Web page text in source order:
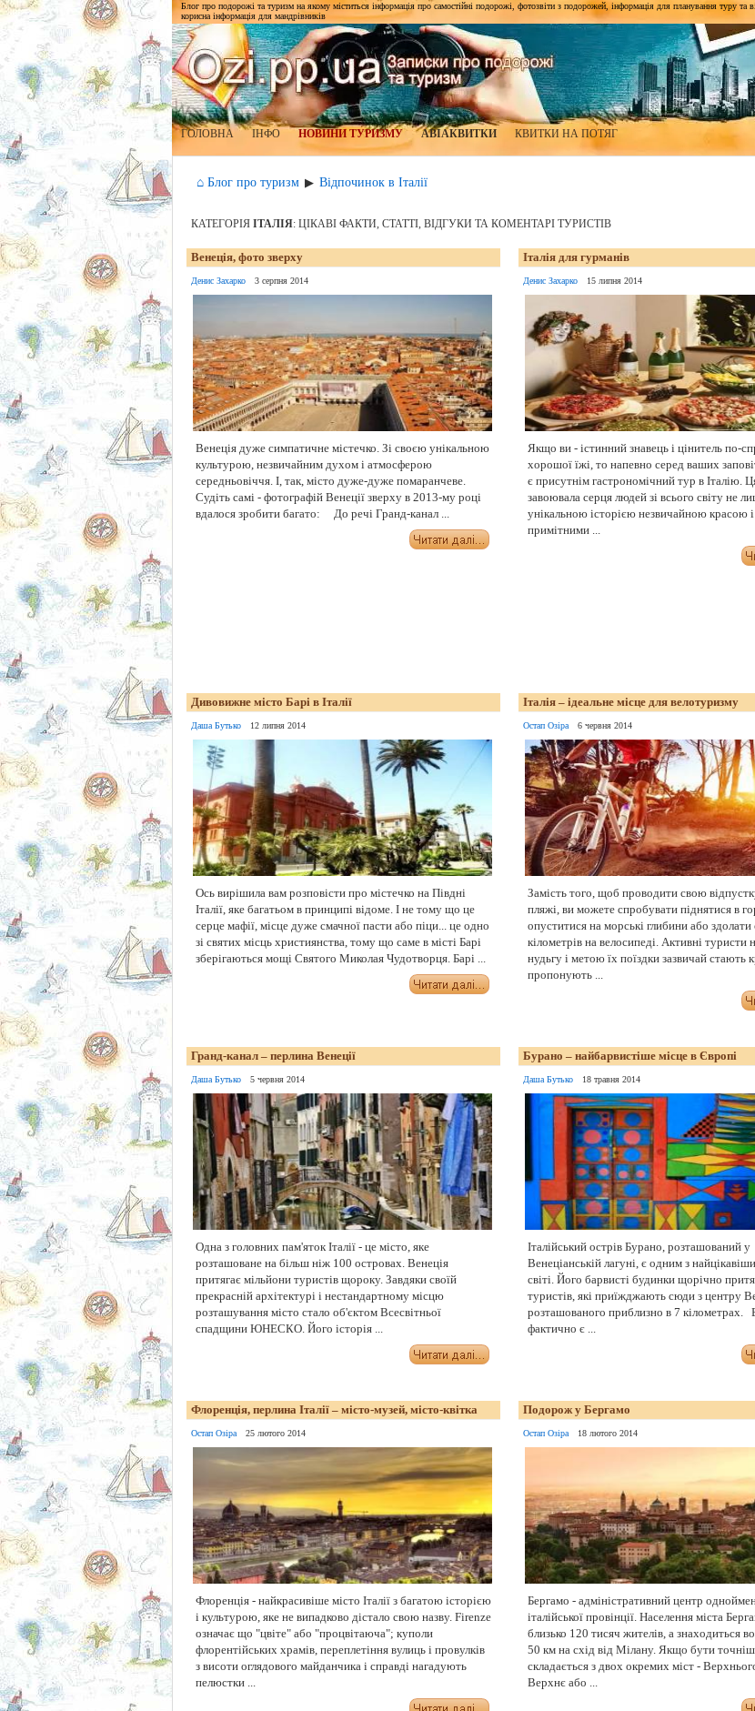
Блог про подорожі та туризм на якому міститься інформація про самостійні подорожі, фотозвіти з подорожей, інформація для планування туру та
корисна інформація для мандрівників
ГОЛОВНА ІНФО НОВИНИ ТУРИЗМУ АВІАКВИТКИ КВИТКИ НА ПОТЯГ
⌂ Блог про туризм ▶ Відпочинок в Італії
КАТЕГОРІЯ ІТАЛІЯ: ЦІКАВІ ФАКТИ, СТАТТІ, ВІДГУКИ ТА КОМЕНТАРІ ТУРИСТІВ
Венеція, фото зверху
Денис Захарко 3 серпня 2014
Венеція дуже симпатичне містечко. Зі своєю унікальною
культурою, незвичайним духом і атмосферою
середньовіччя. І, так, місто дуже-дуже помаранчеве.
Судіть самі - фотографій Венеції зверху в 2013-му році
вдалося зробити багато: До речі Гранд-канал ...
Італія для гурманів
Денис Захарко 15 липня 2014
Якщо ви - істинний знавець і цінитель по-
хорошої їжі, то напевно серед ваших
є присутнім гастрономічний тур в Італію.
завоювала серця людей зі всього світу не
унікальною історією незвичайною красою
примітними ...
Дивовижне місто Барі в Італії
Даша Бутько 12 липня 2014
Ось вирішила вам розповісти про містечко на Півдні
Італії, яке багатьом в принципі відоме. І не тому що це
серце мафії, місце дуже смачної пасти або піци... це одно
зі святих місць християнства, тому що саме в місті Барі
зберігаються мощі Святого Миколая Чудотворця. Барі ...
Італія – ідеальне місце для велотуризму
Остап Озіра 6 червня 2014
Замість того, щоб проводити свою
пляжі, ви можете спробувати піднятися в
опуститися на морські глибини або здолати
кілометрів на велосипеді. Активні туристи
нудьгу і метою їх поїздки зазвичай стають
пропонують ...
Гранд-канал – перлина Венеції
Даша Бутько 5 червня 2014
Одна з головних пам'яток Італії - це місто, яке
розташоване на більш ніж 100 островах. Венеція
притягає мільйони туристів щороку. Завдяки своїй
прекрасній архітектурі і нестандартному місцю
розташування місто стало об'єктом Всесвітньої
спадщини ЮНЕСКО. Його історія ...
Бурано – найбарвистіше місце в Європі
Даша Бутько 18 травня 2014
Італійський острів Бурано, розташований у
Венеціанській лагуні, є одним з
світі. Його барвисті будинки щорічно
туристів, які приїжджають сюди з центру
розташованого приблизно в 7 кілометрах.
фактично є ...
Флоренція, перлина Італії – місто-музей, місто-квітка
Остап Озіра 25 лютого 2014
Флоренція - найкрасивіше місто Італії з багатою історією
і культурою, яке не випадково дістало свою назву. Firenzе
означає що "цвіте" або "процвітаюча"; куполи
флорентійських храмів, переплетіння вулиць і провулків
з висоти оглядового майданчика і справді нагадують
пелюстки ...
Подорож у Бергамо
Остап Озіра 18 лютого 2014
Бергамо - адміністративний центр
італійської провінції. Населення міста
близько 120 тисяч жителів, а знаходиться
50 км на схід від Мілану. Якщо бути
складається з двох окремих міст -
Верхнє або ...